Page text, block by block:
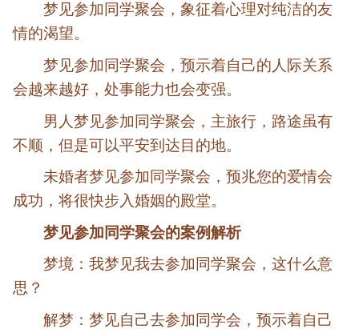
梦见参加同学聚会，象征着心理对纯洁的友
情的渴望。
梦见参加同学聚会，预示着自己的人际关系
会越来越好，处事能力也会变强。
男人梦见参加同学聚会，主旅行，路途虽有
不顺，但是可以平安到达目的地。
未婚者梦见参加同学聚会，预兆您的爱情会
成功，将很快步入婚姻的殿堂。
梦见参加同学聚会的案例解析
梦境：我梦见我去参加同学聚会，这什么意
思？
解梦：梦见自己去参加同学会，预示着自己